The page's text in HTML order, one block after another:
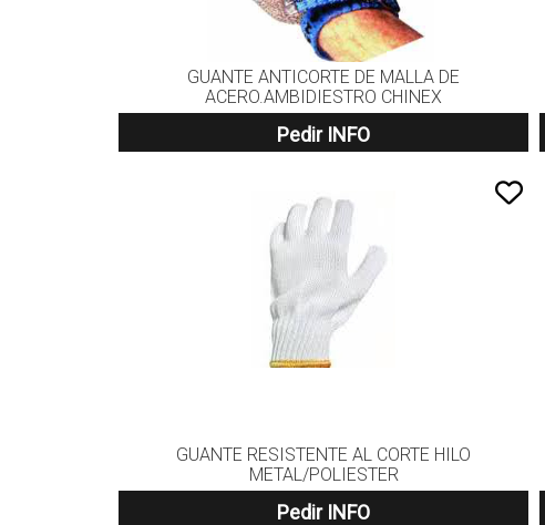
GUANTE ANTICORTE DE MALLA DE
ACERO.AMBIDIESTRO CHINEX
Pedir INFO
GUANTE RESISTENTE AL CORTE HILO
METAL/POLIESTER
Pedir INFO